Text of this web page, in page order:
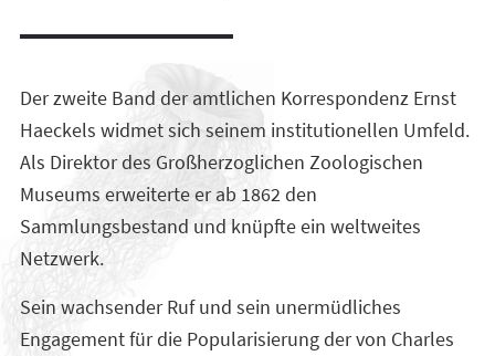
Der zweite Band der amtlichen Korrespondenz Ernst
Haeckels widmet sich seinem institutionellen Umfeld.
Als Direktor des Großherzoglichen Zoologischen
Museums erweiterte er ab 1862 den
Sammlungsbestand und knüpfte ein weltweites
Netzwerk.
Sein wachsender Ruf und sein unermüdliches
Engagement für die Popularisierung der von Charles